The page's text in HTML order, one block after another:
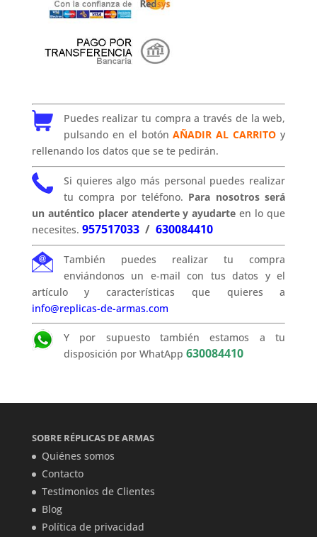
Puedes realizar tu compra a través de la web,
pulsando en el botónAÑADIR AL CARRITO y
rellenando los datos que se te pedirán.
Si quieres algo más personal puedes realizar
tu compra por teléfono. Para nosotros será
un auténtico placer atenderte y ayudarte en lo que
necesites. 957517033/ 630084410
También puedes realizar tu compra
enviándonos un e-mail con tus datos y el
artículo y características que quieres a
info@replicas-de-armas.com
Y por supuesto también estamos a tu
disposición por WhatApp 630084410
SOBRE RÉPLICAS DE ARMAS
Quiénes somos
Contacto
Testimonios de Clientes
Blog
Política de privacidad